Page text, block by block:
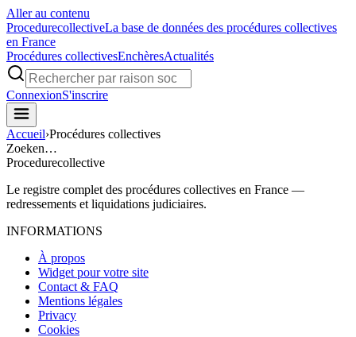
Aller au contenu
ProcedurecollectiveLa base de données des procédures collectives
en France
Procédures collectivesEnchèresActualités
ConnexionS'inscrire
Accueil›Procédures collectives
Zoeken…
Procedurecollective
Le registre complet des procédures collectives en France —
redressements et liquidations judiciaires.
INFORMATIONS
À propos
Widget pour votre site
Contact & FAQ
Mentions légales
Privacy
Cookies